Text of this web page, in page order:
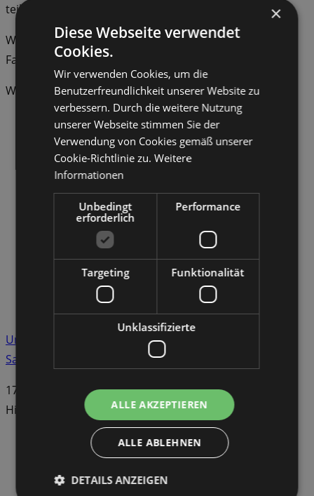
teilzunehmen.
Wir freuen uns auf viele konstruktive Beratungen aller
Fachbereiche im neuen Beratungsraum!
Weitere Beiträge, die Sie interessieren könnten
Unterwegs mit dem Landesjugendwerk der AWO
Sachsen
17. Februar 2026
Highlights aus dem Jahr 2025
×
Diese Webseite verwendet
Cookies.
Wir verwenden Cookies, um die
Benutzerfreundlichkeit unserer Website zu
verbessern. Durch die weitere Nutzung
unserer Webseite stimmen Sie der
Verwendung von Cookies gemäß unserer
Cookie-Richtlinie zu.Weitere
Informationen
Unbedingt
erforderlich
Performance
Targeting Funktionalität
Unklassifizierte
ALLE AKZEPTIEREN
ALLE ABLEHNEN
DETAILS ANZEIGEN